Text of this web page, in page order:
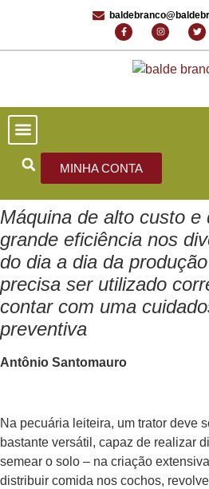
MINHA CONTA
Máquina de alto custo e
grande eficiência nos
do dia a dia da
precisa ser utilizado
contar com uma
preventiva
Antônio Santomauro
Na pecuária leiteira, um trator deve
bastante versátil, capaz de realizar
semear o solo – na criação
distribuir comida nos cochos,